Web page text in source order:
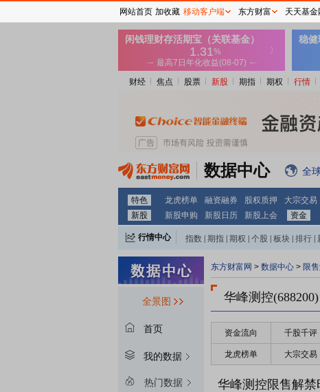
财经 焦点 股票 新股 期指 期权 行情
数据中心 全
特色 龙虎榜单 融资融券 股权质押 大宗交易
新股
新股申购 新股日历 新股上会 资金
行情中心 指数 期指 期权 个股 板块 排行
全景图
首页
我的数据
热门数据
东方财富网 > 数据中心 > 限
华峰测控(688200)
资金流向 千股千评
龙虎榜单 大宗交易
华峰测控限售解禁
网站首页 加收藏 移动客户端 东方财富 天天基金